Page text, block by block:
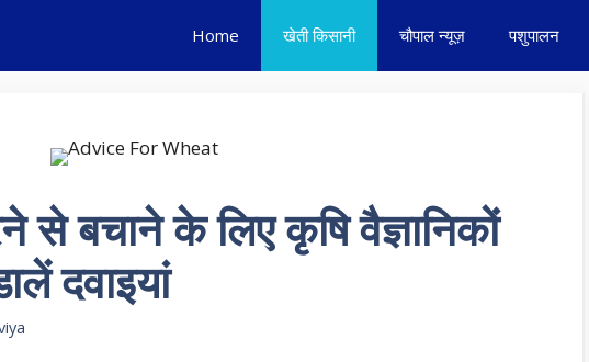
Home खेती किसानी चौपाल न्यूज़ पशुपालन
से बचाने के लिए कृषि वैज्ञानिकों
दवाइयां